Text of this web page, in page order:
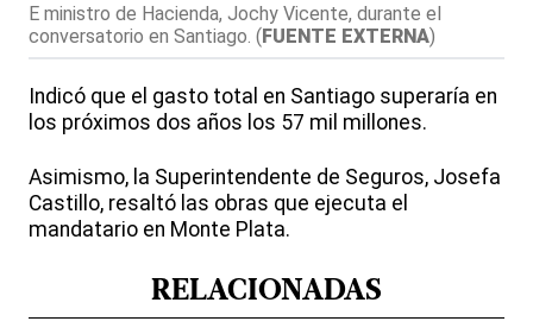
E ministro de Hacienda, Jochy Vicente, durante el
conversatorio en Santiago. (FUENTE EXTERNA)
Indicó que el gasto total en Santiago superaría en
los próximos dos años los 57 mil millones.
Asimismo, la Superintendente de Seguros, Josefa
Castillo, resaltó las obras que ejecuta el
mandatario en Monte Plata.
RELACIONADAS